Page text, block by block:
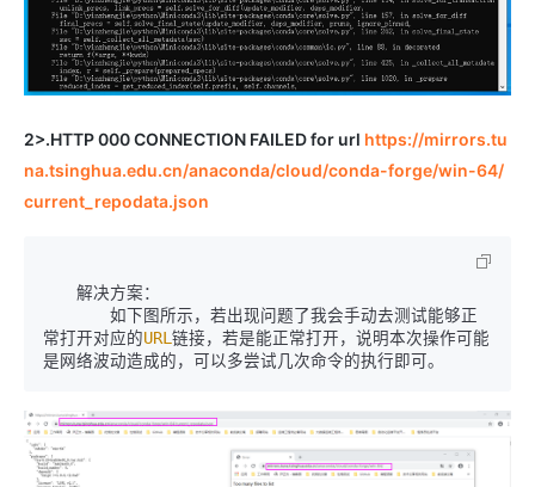
2>.HTTP 000 CONNECTION FAILED for url https://mirrors.tu
na.tsinghua.edu.cn/anaconda/cloud/conda-forge/win-64/
current_repodata.json
解决方案：
如下图所示，若出现问题了我会手动去测试能够正
常打开对应的URL 链接，若是能正常打开，说明本次操作可能